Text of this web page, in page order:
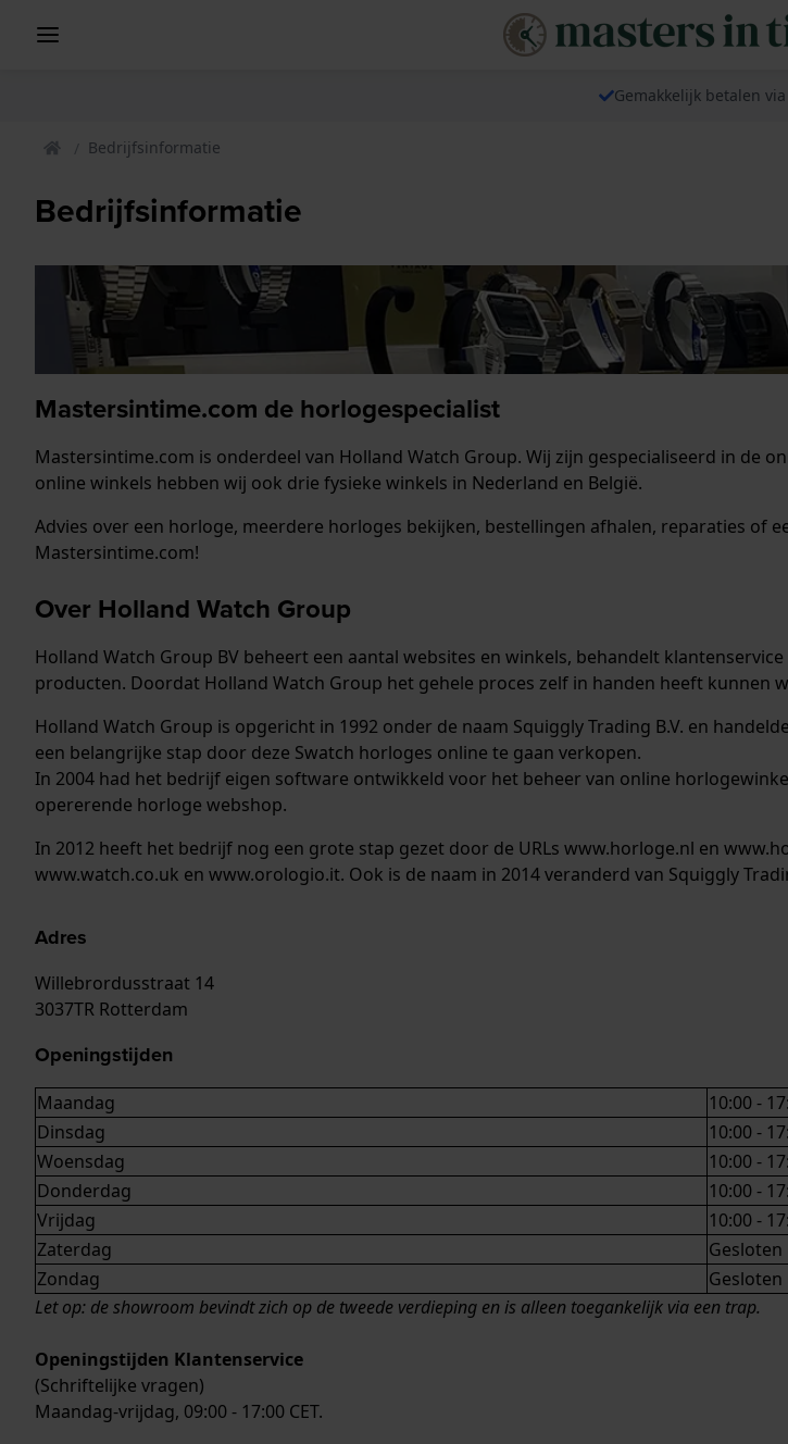
Gemakkelijk betalen
Bedrijfsinformatie
Bedrijfsinformatie
Mastersintime.com de horlogespecialist
Mastersintime.com is onderdeel van Holland Watch Group. Wij zijn gespecialiseerd in de
online winkels hebben wij ook drie fysieke winkels in Nederland en België.
Advies over een horloge, meerdere horloges bekijken, bestellingen afhalen, reparaties of
Mastersintime.com!
Over Holland Watch Group
Holland Watch Group BV beheert een aantal websites en winkels, behandelt
producten. Doordat Holland Watch Group het gehele proces zelf in handen heeft kunnen
Holland Watch Group is opgericht in 1992 onder de naam Squiggly Trading B.V. en
een belangrijke stap door deze Swatch horloges online te gaan verkopen.
In 2004 had het bedrijf eigen software ontwikkeld voor het beheer van online
opererende horloge webshop.
In 2012 heeft het bedrijf nog een grote stap gezet door de URLs www.horloge.nl en
www.watch.co.uk en www.orologio.it. Ook is de naam in 2014 veranderd van Squiggly
Adres
Willebrordusstraat 14
3037TR Rotterdam
Openingstijden
Maandag
10:00 -
Dinsdag
10:00 -
Woensdag
10:00 -
Donderdag
10:00 -
Vrijdag
10:00 -
Zaterdag
Gesloten
Zondag
Gesloten
Let op: de showroom bevindt zich op de tweede verdieping en is alleen toegankelijk via een trap.
Openingstijden Klantenservice
(Schriftelijke vragen)
Maandag-vrijdag, 09:00 - 17:00 CET.